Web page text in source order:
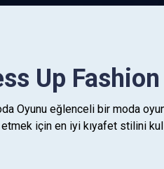
Up
Oyunu eğlenceli bir moda
için en iyi kıyafet stilini